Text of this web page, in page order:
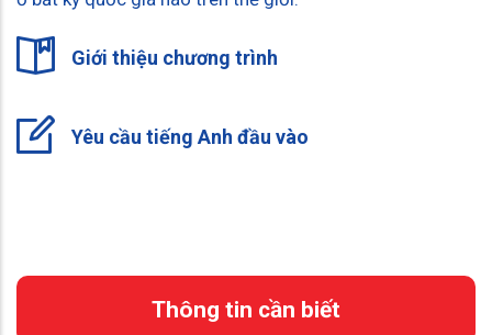
Giới thiệu chương trình
Yêu cầu tiếng Anh đầu vào
Thông tin cần biết